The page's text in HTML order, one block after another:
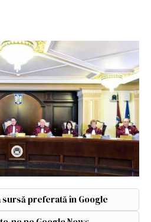
sursă preferată în Google